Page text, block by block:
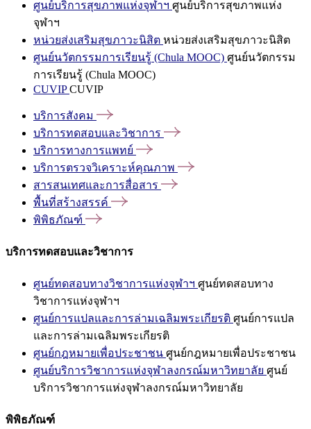
ศูนย์บริการสุขภาพแห่งจุฬาฯ ศูนย์บริการสุขภาพแห่ง
จุฬาฯ
หน่วยส่งเสริมสุขภาวะนิสิต หน่วยส่งเสริมสุขภาวะนิสิต
ศูนย์นวัตกรรมการเรียนรู้ (Chula MOOC) ศูนย์นวัตกรรม
การเรียนรู้ (Chula MOOC)
CUVIPCUVIP
บริการสังคม
บริการทดสอบและวิชาการ
บริการทางการแพทย์
บริการตรวจวิเคราะห์คุณภาพ
สารสนเทศและการสื่อสาร
พื้นที่สร้างสรรค์
พิพิธภัณฑ์
บริการทดสอบและวิชาการ
ศูนย์ทดสอบทางวิชาการแห่งจุฬาฯ ศูนย์ทดสอบทาง
วิชาการแห่งจุฬาฯ
ศูนย์การแปลและการล่ามเฉลิมพระเกียรติ ศูนย์การแปล
และการล่ามเฉลิมพระเกียรติ
ศูนย์กฎหมายเพื่อประชาชน ศูนย์กฎหมายเพื่อประชาชน
ศูนย์บริการวิชาการแห่งจุฬาลงกรณ์มหาวิทยาลัย ศูนย์
บริการวิชาการแห่งจุฬาลงกรณ์มหาวิทยาลัย
พิพิธภัณฑ์